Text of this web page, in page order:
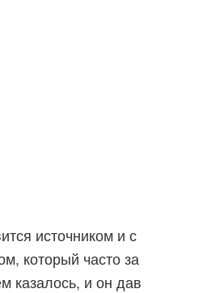
источником и с
который часто за
казалось, и он дав